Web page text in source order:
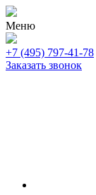
Меню
+7 (495) 797-41-78
Заказать звонок